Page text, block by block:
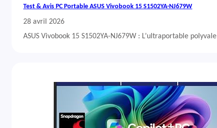
Test & Avis PC Portable ASUS Vivobook 15 S1502YA-NJ679W
28 avril 2026
ASUS Vivobook 15 S1502YA-NJ679W : L’ultraportable